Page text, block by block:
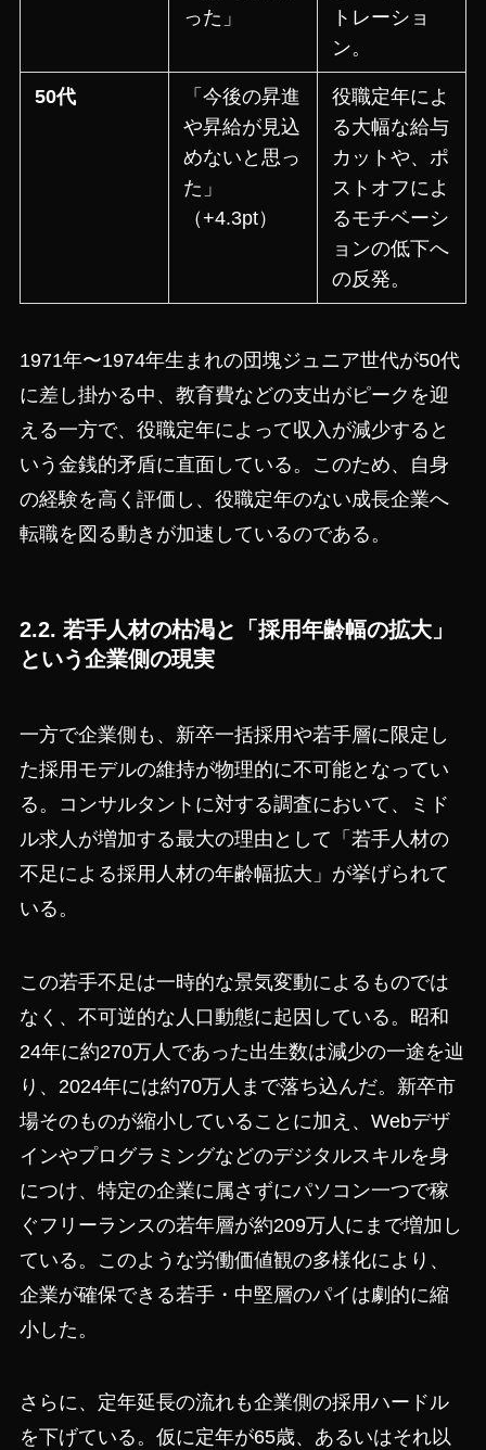
った」
トレーショ
ン。
50代
「今後の昇進
や昇給が見込
めないと思っ
た」
（+4.3pt）
役職定年によ
る大幅な給与
カットや、ポ
ストオフによ
るモチベーシ
ョンの低下へ
の反発。
1971年〜1974年生まれの団塊ジュニア世代が50代
に差し掛かる中、教育費などの支出がピークを迎
える一方で、役職定年によって収入が減少すると
いう金銭的矛盾に直面している。このため、自身
の経験を高く評価し、役職定年のない成長企業へ
転職を図る動きが加速しているのである。
2.2. 若手人材の枯渇と「採用年齢幅の拡大」
という企業側の現実
一方で企業側も、新卒一括採用や若手層に限定し
た採用モデルの維持が物理的に不可能となってい
る。コンサルタントに対する調査において、ミド
ル求人が増加する最大の理由として「若手人材の
不足による採用人材の年齢幅拡大」が挙げられて
いる。
この若手不足は一時的な景気変動によるものでは
なく、不可逆的な人口動態に起因している。昭和
24年に約270万人であった出生数は減少の一途を辿
り、2024年には約70万人まで落ち込んだ。新卒市
場そのものが縮小していることに加え、Webデザ
インやプログラミングなどのデジタルスキルを身
につけ、特定の企業に属さずにパソコン一つで稼
ぐフリーランスの若年層が約209万人にまで増加し
ている。このような労働価値観の多様化により、
企業が確保できる若手・中堅層のパイは劇的に縮
小した。
さらに、定年延長の流れも企業側の採用ハードル
を下げている。仮に定年が65歳、あるいはそれ以